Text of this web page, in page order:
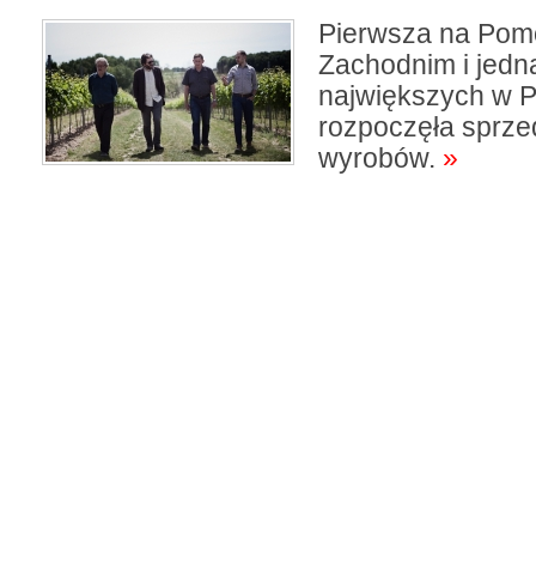
Pierwsza na
Zachodnim i
największych w
rozpoczęła
wyrobów. »